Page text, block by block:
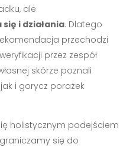
ale
i działania. Dlatego
przechodzi
przez zespół
skórze poznali
i gorycz porażek
holistycznym podejściem
się do